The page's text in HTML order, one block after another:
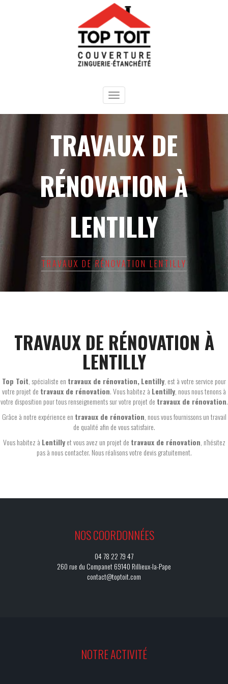
Toggle
navigation
TRAVAUX DE
RÉNOVATION À
LENTILLY
TRAVAUX DE RÉNOVATION LENTILLY
TRAVAUX DE RÉNOVATION À
LENTILLY
Top Toit , spécialiste en travaux de rénovation,Lentilly , est à votre service pour
votre projet de travaux de rénovation. Vous habitez à Lentilly , nous nous tenons à
votre disposition pour tous renseignements sur votre projet de travaux de rénovation.
Grâce à notre expérience en travaux de rénovation , nous vous fournissons un travail
de qualité afin de vous satisfaire.
Vous habitez à Lentillyet vous avez un projet de travaux de rénovation , n'hésitez
pas à nous contacter. Nous réalisons votre devis gratuitement.
NOS COORDONNÉES
04 78 22 79 47
260 rue du Companet 69140 Rillieux-la-Pape
contact@toptoit.com
NOTRE ACTIVITÉ